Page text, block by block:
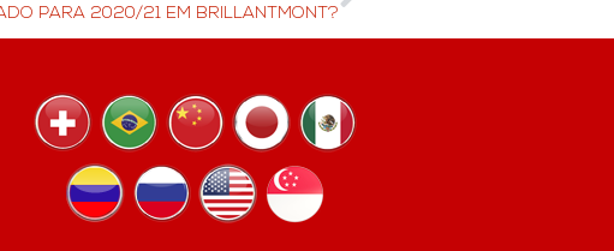
PARA 2020/21 EM BRILLANTMONT?